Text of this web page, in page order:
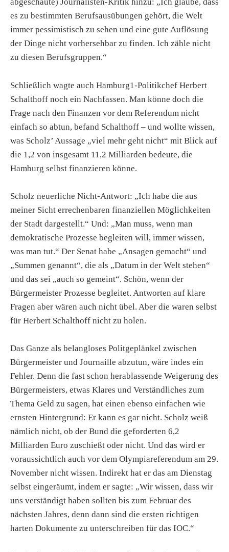
abgeschaute) Journalisten-Kritik hinzu: „Ich glaube, dass
es zu bestimmten Berufsausübungen gehört, die Welt
immer pessimistisch zu sehen und eine gute Auflösung
der Dinge nicht vorhersehbar zu finden. Ich zähle nicht
zu diesen Berufsgruppen.“
Schließlich wagte auch Hamburg1-Politikchef Herbert
Schalthoff noch ein Nachfassen. Man könne doch die
Frage nach den Finanzen vor dem Referendum nicht
einfach so abtun, befand Schalthoff – und wollte wissen,
was Scholz’ Aussage „viel mehr geht nicht“ mit Blick auf
die 1,2 von insgesamt 11,2 Milliarden bedeute, die
Hamburg selbst finanzieren könne.
Scholz neuerliche Nicht-Antwort: „Ich habe die aus
meiner Sicht errechenbaren finanziellen Möglichkeiten
der Stadt dargestellt.“ Und: „Man muss, wenn man
demokratische Prozesse begleiten will, immer wissen,
was man tut.“ Der Senat habe „Ansagen gemacht“ und
„Summen genannt“, die als „Datum in der Welt stehen“
und das sei „auch so gemeint“. Schön, wenn der
Bürgermeister Prozesse begleitet. Antworten auf klare
Fragen aber wären auch nicht übel. Aber die waren selbst
für Herbert Schalthoff nicht zu holen.
Das Ganze als belangloses Politgeplänkel zwischen
Bürgermeister und Journaille abzutun, wäre indes ein
Fehler. Denn die fast schon herablassende Weigerung des
Bürgermeisters, etwas Klares und Verständliches zum
Thema Geld zu sagen, hat einen ebenso einfachen wie
ernsten Hintergrund: Er kann es gar nicht. Scholz weiß
nämlich nicht, ob der Bund die geforderten 6,2
Milliarden Euro zuschießt oder nicht. Und das wird er
voraussichtlich auch vor dem Olympiareferendum am 29.
November nicht wissen. Indirekt hat er das am Dienstag
selbst eingeräumt, indem er sagte: „Wir wissen, dass wir
uns verständigt haben sollten bis zum Februar des
nächsten Jahres, denn dann sind die ersten richtigen
harten Dokumente zu unterschreiben für das IOC.“